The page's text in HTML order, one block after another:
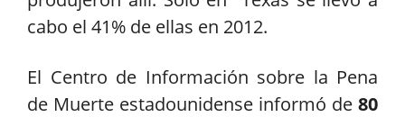
cabo el 41% de ellas en 2012.
El Centro de Información sobre la Pena
de Muerte estadounidense informó de 80